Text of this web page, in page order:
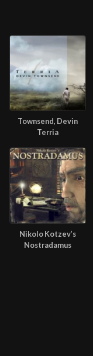
Townsend, Devin
Terria
Nikolo Kotzev’s
Nostradamus